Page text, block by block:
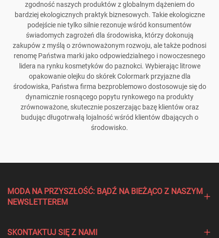
zgodność naszych produktów z globalnym dążeniem do
bardziej ekologicznych praktyk biznesowych. Takie ekologiczne
podejście nie tylko silnie rezonuje wśród konsumentów
świadomych zagrożeń dla środowiska, którzy dokonują
zakupów z myślą o zrównoważonym rozwoju, ale także podnosi
renomę Państwa marki jako odpowiedzialnego i nowoczesnego
lidera na rynku kosmetyków do paznokci. Wybierając litrowe
opakowanie olejku do skórek Colormark przyjazne dla
środowiska, Państwa firma bezproblemowo dostosowuje się do
dynamicznie rosnącego popytu rynkowego na produkty
zrównoważone, skutecznie poszerzając bazę klientów oraz
budując długotrwałą lojalność wśród klientów dbających o
środowisko.
MODA NA PRZYSZŁOŚĆ: BĄDŹ NA BIEŻĄCO Z NASZYM
NEWSLETTEREM
SKONTAKTUJ SIĘ Z NAMI